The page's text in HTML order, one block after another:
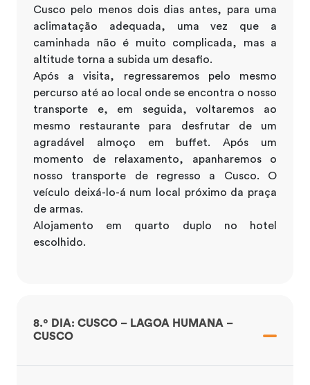
Cusco pelo menos dois dias antes, para uma
aclimatação adequada, uma vez que a
caminhada não é muito complicada, mas a
altitude torna a subida um desafio.
Após a visita, regressaremos pelo mesmo
percurso até ao local onde se encontra o nosso
transporte e, em seguida, voltaremos ao
mesmo restaurante para desfrutar de um
agradável almoço em buffet. Após um
momento de relaxamento, apanharemos o
nosso transporte de regresso a Cusco. O
veículo deixá-lo-á num local próximo da praça
de armas.
Alojamento em quarto duplo no hotel
escolhido.
8.º DIA: CUSCO – LAGOA HUMANA –
CUSCO